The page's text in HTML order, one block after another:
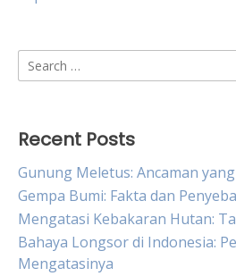
Search
for:
Recent Posts
Gunung Meletus: Ancaman
Gempa Bumi: Fakta dan
Mengatasi Kebakaran Hutan:
Bahaya Longsor di Indonesia:
Mengatasinya